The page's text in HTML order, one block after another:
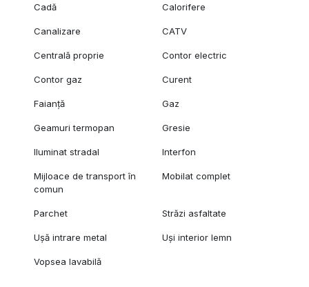
Cadă Calorifere
Canalizare CATV
Centrală proprie Contor electric
Contor gaz Curent
Faianță Gaz
Geamuri termopan Gresie
Iluminat stradal Interfon
Mijloace de transport în
comun
Mobilat complet
Parchet Străzi asfaltate
Ușă intrare metal Uși interior lemn
Vopsea lavabilă